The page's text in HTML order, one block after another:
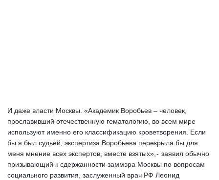
И даже власти Москвы. «Академик Воробьев – человек,
прославивший отечественную гематологию, во всем мире
используют именно его классификацию кроветворения. Если
бы я был судьей, экспертиза Воробьева перекрыла бы для
меня мнение всех экспертов, вместе взятых», -  заявил обычно
призывающий к сдержанности заммэра Москвы по вопросам
социального развития, заслуженный врач РФ Леонид